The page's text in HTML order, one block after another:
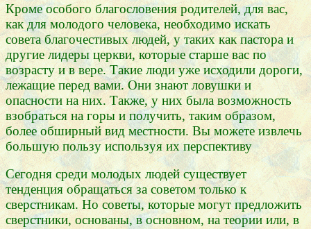
Кроме особого благословения родителей, для вас,
как для молодого человека, необходимо искать
совета благочестивых людей, у таких как пастора и
другие лидеры церкви, которые старше вас по
возрасту и в вере. Такие люди уже исходили дороги,
лежащие перед вами. Они знают ловушки и
опасности на них. Также, у них была возможность
взобраться на горы и получить, таким образом,
более обширный вид местности. Вы можете извлечь
большую пользу используя их перспективу
Сегодня среди молодых людей существует
тенденция обращаться за советом только к
сверстникам. Но советы, которые могут предложить
сверстники, основаны, в основном, на теории или, в